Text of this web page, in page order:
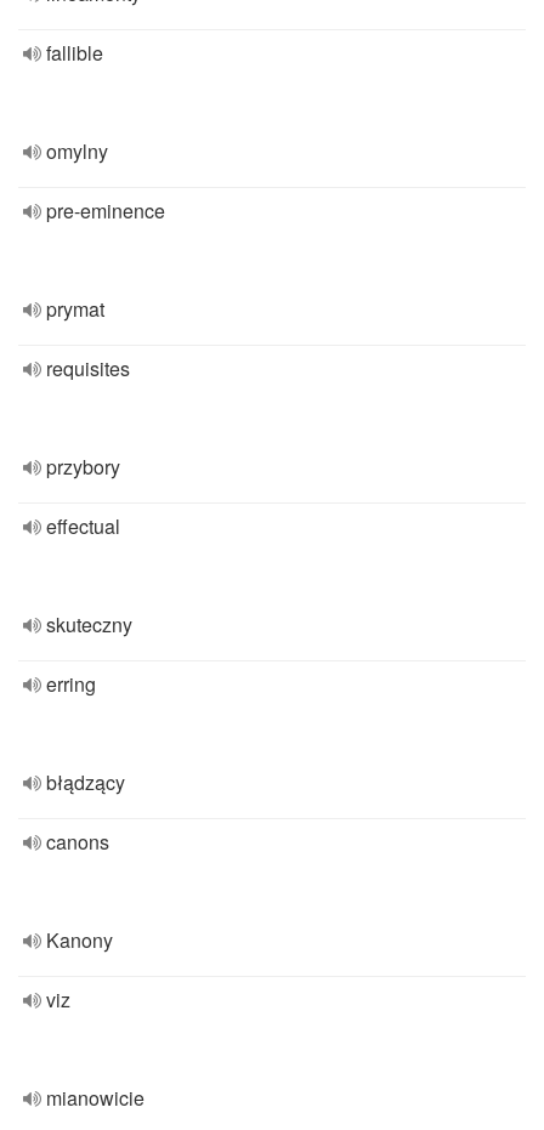
fallible
omylny
pre-eminence
prymat
requisites
przybory
effectual
skuteczny
erring
błądzący
canons
Kanony
viz
mianowicie